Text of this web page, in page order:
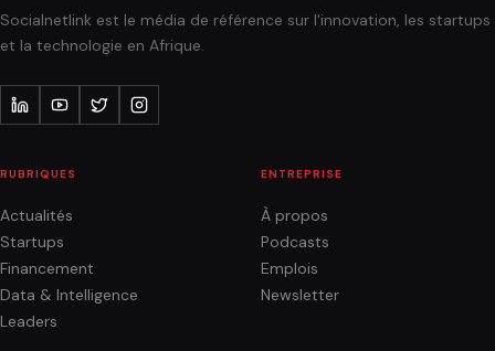
Socialnetlink est le média de référence sur l'innovation, les startups
et la technologie en Afrique.
RUBRIQUES
Actualités
Startups
Financement
Data & Intelligence
Leaders
ENTREPRISE
À propos
Podcasts
Emplois
Newsletter